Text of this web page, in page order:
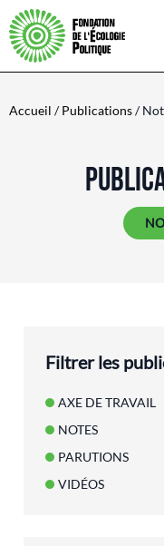
Accueil /Publications/
Filtrer les
AXE DE TRAVAIL
NOTES
PARUTIONS
VIDÉOS